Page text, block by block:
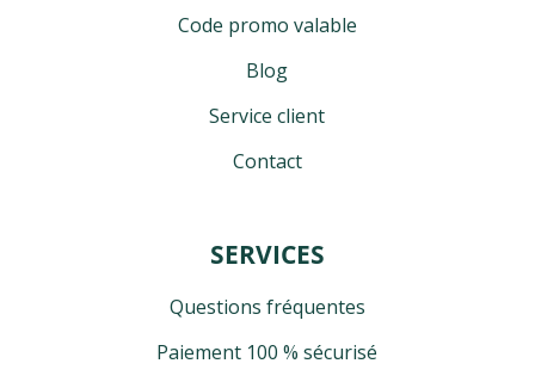
Code promo valable
Blog
Service client
Contact
SERVICES
Questions fréquentes
Paiement 100 % sécurisé